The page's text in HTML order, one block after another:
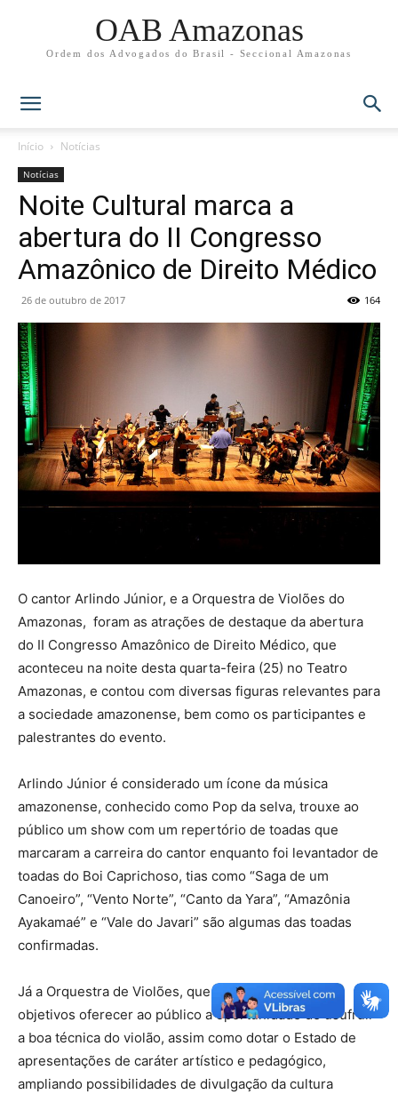
OAB Amazonas
Ordem dos Advogados do Brasil - Seccional Amazonas
Início Notícias
Notícias
Noite Cultural marca a
abertura do II Congresso
Amazônico de Direito Médico
26 de outubro de 2017 164
O cantor Arlindo Júnior, e a Orquestra de Violões do
Amazonas, foram as atrações de destaque da abertura
do II Congresso Amazônico de Direito Médico, que
aconteceu na noite desta quarta-feira (25) no Teatro
Amazonas, e contou com diversas figuras relevantes para
a sociedade amazonense, bem como os participantes e
palestrantes do evento.
Arlindo Júnior é considerado um ícone da música
amazonense, conhecido como Pop da selva, trouxe ao
público um show com um repertório de toadas que
marcaram a carreira do cantor enquanto foi levantador de
toadas do Boi Caprichoso, tias como “Saga de um
Canoeiro”, “Vento Norte”, “Canto da Yara”, “Amazônia
Ayakamaé” e “Vale do Javari” são algumas das toadas
confirmadas.
Já a Orquestra de Violões, que tem como principais
objetivos oferecer ao público a oportunidade de usufruir
a boa técnica do violão, assim como dotar o Estado de
apresentações de caráter artístico e pedagógico,
ampliando possibilidades de divulgação da cultura